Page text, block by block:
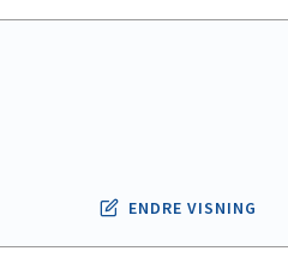
ENDRE VISNING